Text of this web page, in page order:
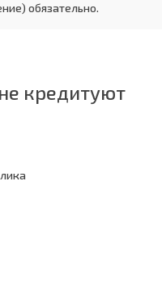
обязательно.
кредитуют